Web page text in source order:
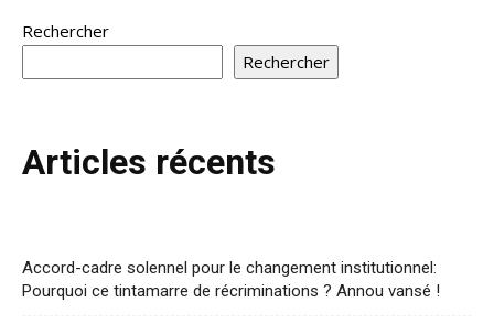
Rechercher
Rechercher
Articles récents
Accord-cadre solennel pour le changement institutionnel:
Pourquoi ce tintamarre de récriminations ? Annou vansé !